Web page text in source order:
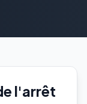
l'arrêt